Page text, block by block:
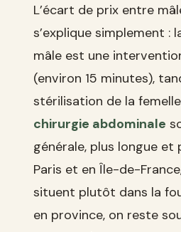
L’écart de prix entre
s’explique simplement :
mâle est une
(environ 15 minutes),
stérilisation de la
chirurgie abdominale
générale, plus longue et
Paris et en Île-de-
situent plutôt dans la
en province, on reste